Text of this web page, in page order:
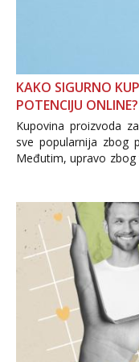
KAKO SIGURNO
POTENCIJU ONLINE?
Kupovina proizvoda
sve popularnija zbog
Međutim, upravo
i brojni